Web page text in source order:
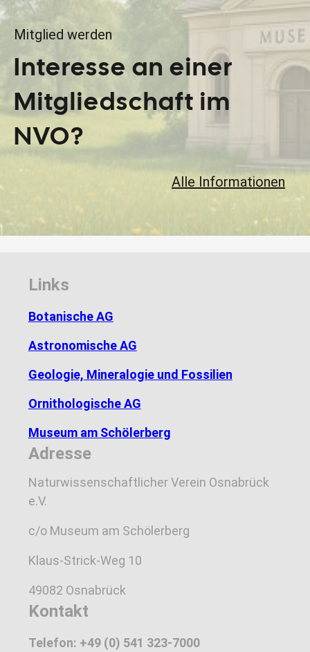
Mitglied werden
Interesse an einer
Mitgliedschaft im
NVO?
Alle Informationen
Links
Botanische AG
Astronomische AG
Geologie, Mineralogie und Fossilien
Ornithologische AG
Museum am Schölerberg
Adresse
Naturwissenschaftlicher Verein Osnabrück
e.V.
c/o Museum am Schölerberg
Klaus-Strick-Weg 10
49082 Osnabrück
Kontakt
Telefon: +49 (0) 541 323-7000